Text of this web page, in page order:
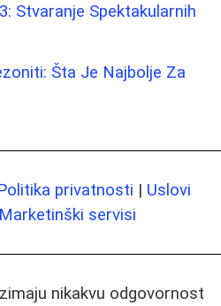
Stvaranje Spektakularnih
Šta Je Najbolje Za
privatnosti | Uslovi
Marketinški servisi
nikakvu odgovornost